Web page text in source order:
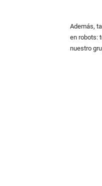
Además,
en robots:
nuestro